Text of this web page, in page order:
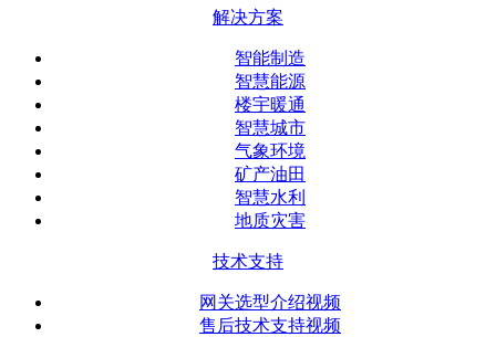
解决方案
智能制造
智慧能源
楼宇暖通
智慧城市
气象环境
矿产油田
智慧水利
地质灾害
技术支持
网关选型介绍视频
售后技术支持视频